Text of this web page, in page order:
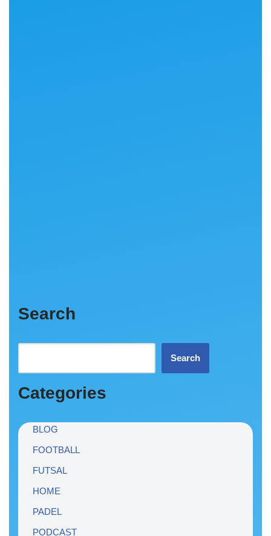
Search
Search
Categories
BLOG
FOOTBALL
FUTSAL
HOME
PADEL
PODCAST